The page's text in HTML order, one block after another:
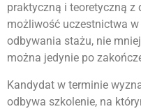
praktyczną i teoretyczną z
możliwość uczestnictwa
odbywania stażu, nie
można jedynie po
Kandydat w terminie
odbywa szkolenie, na